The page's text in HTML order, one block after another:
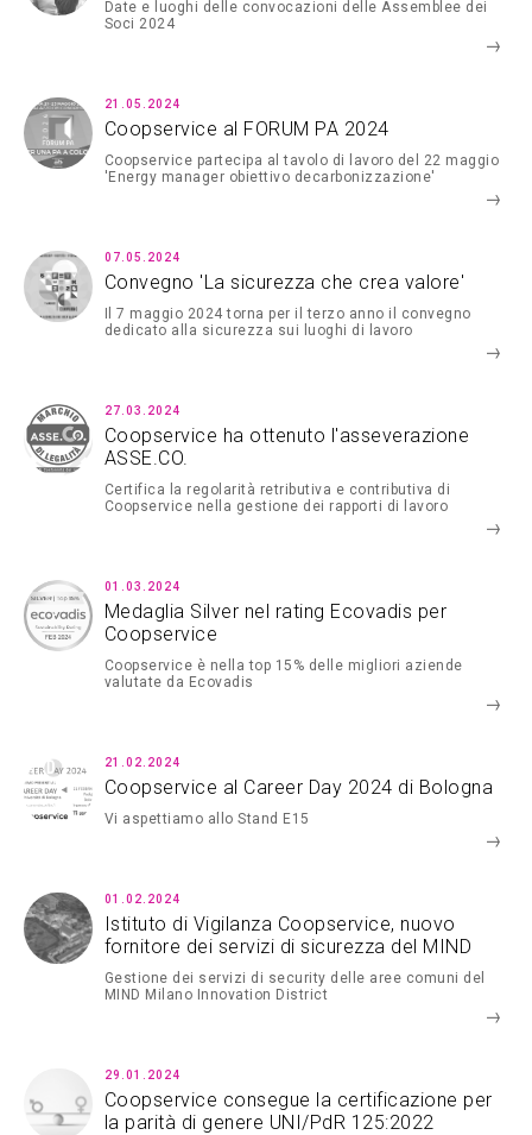
Date e luoghi delle convocazioni delle Assemblee dei
Soci 2024
21.05.2024
Coopservice al FORUM PA 2024
Coopservice partecipa al tavolo di lavoro del 22 maggio
'Energy manager obiettivo decarbonizzazione'
07.05.2024
Convegno 'La sicurezza che crea valore'
Il 7 maggio 2024 torna per il terzo anno il convegno
dedicato alla sicurezza sui luoghi di lavoro
27.03.2024
Coopservice ha ottenuto l'asseverazione
ASSE.CO.
Certifica la regolarità retributiva e contributiva di
Coopservice nella gestione dei rapporti di lavoro
01.03.2024
Medaglia Silver nel rating Ecovadis per
Coopservice
Coopservice è nella top 15% delle migliori aziende
valutate da Ecovadis
21.02.2024
Coopservice al Career Day 2024 di Bologna
Vi aspettiamo allo Stand E15
01.02.2024
Istituto di Vigilanza Coopservice, nuovo
fornitore dei servizi di sicurezza del MIND
Gestione dei servizi di security delle aree comuni del
MIND Milano Innovation District
29.01.2024
Coopservice consegue la certificazione per
la parità di genere UNI/PdR 125:2022